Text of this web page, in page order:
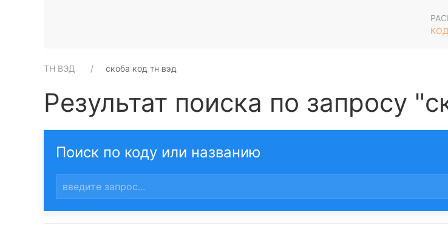
ТН ВЭД скоба код тн вэд
Результат поиска по запросу
Поиск по коду или названию